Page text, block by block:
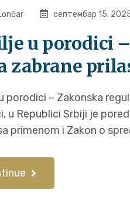
септембар 15,
u porodici
zabrane
porodici – Zakonska
u Republici Srbiji je
primenom i Zakon o